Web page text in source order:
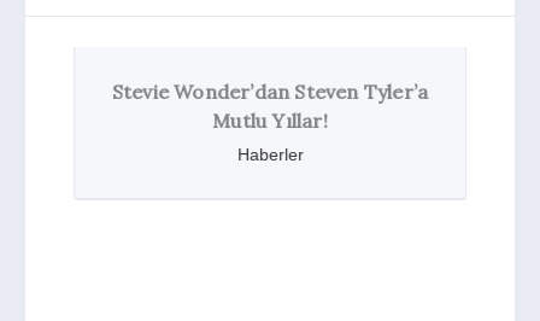
Stevie Wonder’dan Steven Tyler’a
Mutlu Yıllar!
Haberler